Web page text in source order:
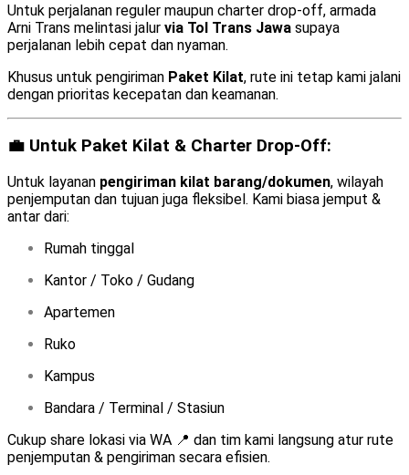
Untuk perjalanan reguler maupun charter drop-off, armada
Arni Trans melintasi jalur via Tol Trans Jawa supaya
perjalanan lebih cepat dan nyaman.
Khusus untuk pengiriman Paket Kilat, rute ini tetap kami jalani
dengan prioritas kecepatan dan keamanan.
💼 Untuk Paket Kilat & Charter Drop-Off:
Untuk layanan pengiriman kilat barang/dokumen, wilayah
penjemputan dan tujuan juga fleksibel. Kami biasa jemput &
antar dari:
Rumah tinggal
Kantor / Toko / Gudang
Apartemen
Ruko
Kampus
Bandara / Terminal / Stasiun
Cukup share lokasi via WA 📍 dan tim kami langsung atur rute
penjemputan & pengiriman secara efisien.